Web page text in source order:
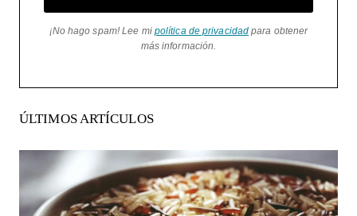
¡No hago spam! Lee mi política de privacidad para obtener
más información.
ÚLTIMOS ARTÍCULOS